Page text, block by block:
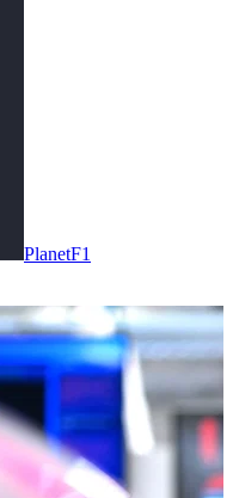
PlanetF1